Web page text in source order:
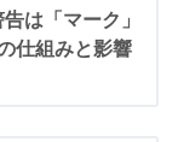
は「マーク」
仕組みと影響